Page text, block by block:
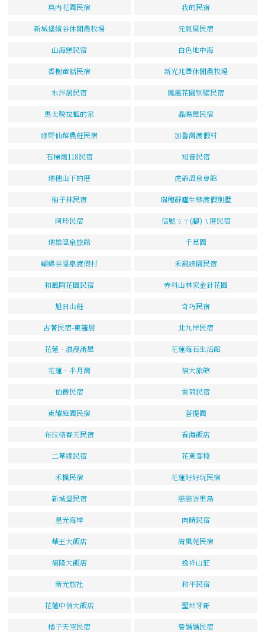
莫內花園民宿 我的民宿
新城堡縱谷休閒農牧場 元氣屋民宿
山海戀民宿 白色地中海
香榭童話民宿 新光兆豐休閒農牧場
水泮居民宿 鳳凰花園別墅民宿
馬太鞍拉藍的家 晶暘屋民宿
綠野仙蹤農莊民宿 加魯灣渡假村
石梯灣118民宿 知音民宿
瑞穗山下的厝 虎爺溫泉會館
柚子林民宿 瑞穗靜廬生態渡假別墅
阿珍民宿 信號ㄎㄚ(腳)ㄟ厝民宿
瑞雄溫泉旅館 千草園
蝴蝶谷溫泉渡假村 禾風綠園民宿
和風陶花園民宿 赤科山林家金針花園
旭日山莊 奇巧民宿
古著民宿-東籬居 北九岸民宿
花蓮‧浪漫滿屋 花蓮海石生活館
花蓮‧半月灣 福大旅館
伯爵民宿 雲荷民宿
東耀庭園民宿 菩提園
布拉格春天民宿 看海飯店
二草緣民宿 花東客棧
禾楓民宿 花蓮好好玩民宿
新城堡民宿 戀戀峇里島
星光海岸 向晴民宿
華王大飯店 清風苑民宿
福隆大飯店 逸祥山莊
新光旅社 和平民宿
花蓮中信大飯店 聖地牙哥
橘子天空民宿 曾媽媽民宿